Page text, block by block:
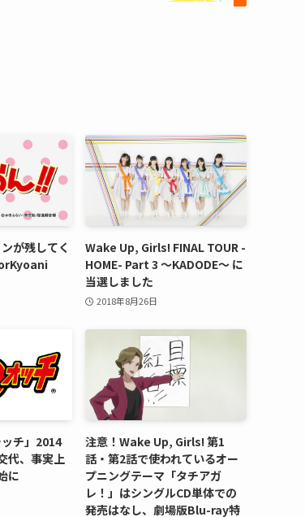
が残してく
Wake Up, Girls! FINAL TOUR -
HOME- Part 3 〜KADODE〜 に
当選しました
2018年8月26日
チ」2014
代、事実上
に
注意！Wake Up, Girls! 第1
話・第2話で使われているオー
プニングテーマ「タチアガ
レ！」はシングルCD単体での
発売はなし、劇場版Blu-ray特